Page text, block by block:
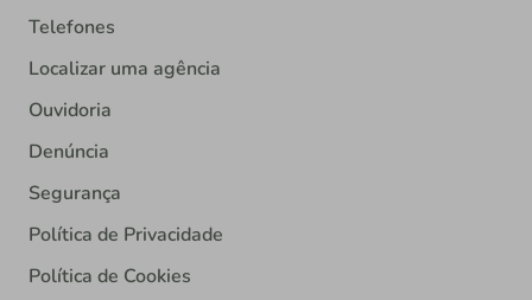
Telefones
Localizar uma agência
Ouvidoria
Denúncia
Segurança
Política de Privacidade
Política de Cookies